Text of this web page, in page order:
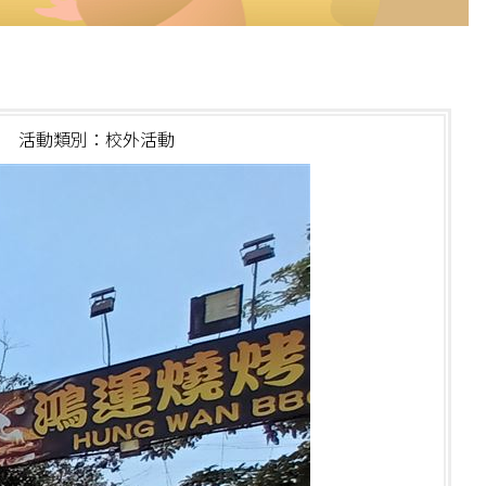
活動類別：校外活動